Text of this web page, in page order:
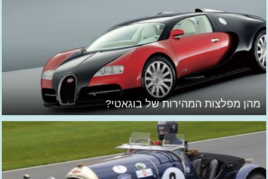
מהן מפלצות המהירות של בוגאטי?